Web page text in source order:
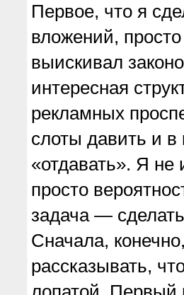
Первое, что я
вложений,
выискивал
интересная
рекламных
слоты давить и в
«отдавать». Я не
просто
задача —
Сначала,
рассказывать,